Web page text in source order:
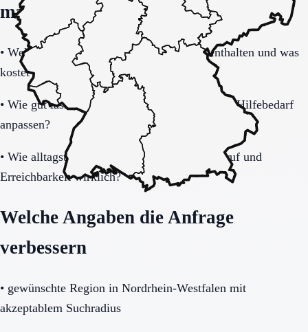
machen
• Welche Leistungen sind im Grundpaket enthalten und was
kostet zusätzlich?
• Wie gut lässt sich das Modell bei steigendem Hilfebedarf
anpassen?
• Wie alltagstauglich sind Barrierearmut, Notruf und
Erreichbarkeit wirklich?
Welche Angaben die Anfrage
verbessern
• gewünschte Region in Nordrhein-Westfalen mit
akzeptablem Suchradius